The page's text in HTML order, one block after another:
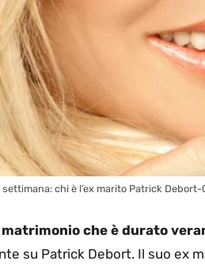
chi è l’ex marito Patrick
che è durato
su Patrick Debort. Il suo ex